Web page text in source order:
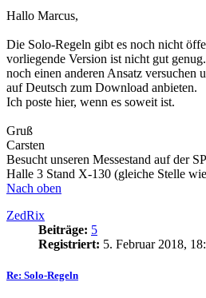
Hallo Marcus,
Die Solo-Regeln gibt es noch nicht
vorliegende Version ist nicht gut
noch einen anderen Ansatz versuchen
auf Deutsch zum Download anbieten.
Ich poste hier, wenn es soweit ist.
Gruß
Carsten
Besucht unseren Messestand auf der
Halle 3 Stand X-130 (gleiche Stelle
Nach oben
ZedRix
Beiträge: 5
Registriert: 5. Februar 2018,
Re: Solo-Regeln